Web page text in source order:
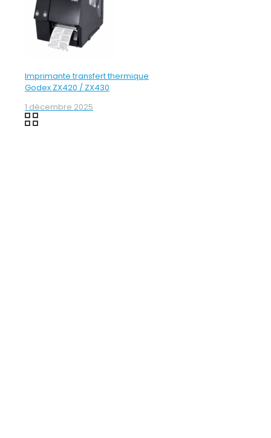
Imprimante transfert thermique
Godex ZX420 / ZX430
1 décembre 2025